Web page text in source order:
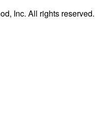
Inc. All rights reserved.